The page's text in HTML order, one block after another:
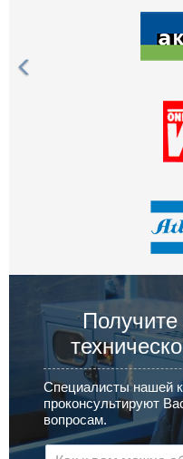
Специалисты нашей
проконсультируют
вопросам.